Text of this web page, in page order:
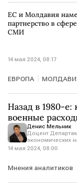
ЕС и Молдавия
партнерство в
СМИ
14 мая 2024, 08:17
ЕВРОПА
Назад в 1980-е:
военные
Денис Мельник
Доцент
экономических
14 мая 2024, 08:00
Мнения аналитиков